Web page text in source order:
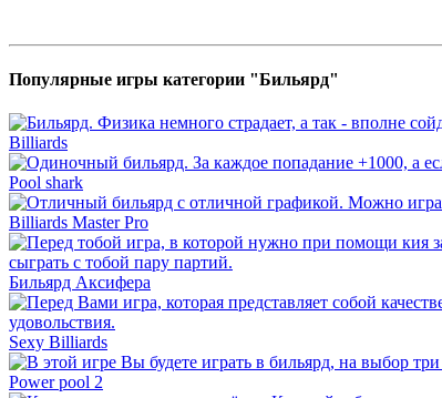
Популярные игры категории "Бильярд"
Billiards
Pool shark
Billiards Master Pro
Бильярд Аксифера
Sexy Billiards
Power pool 2